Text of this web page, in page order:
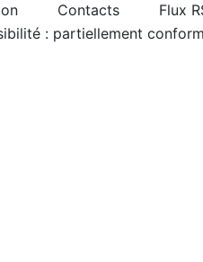
Contacts
Flux
: partiellement